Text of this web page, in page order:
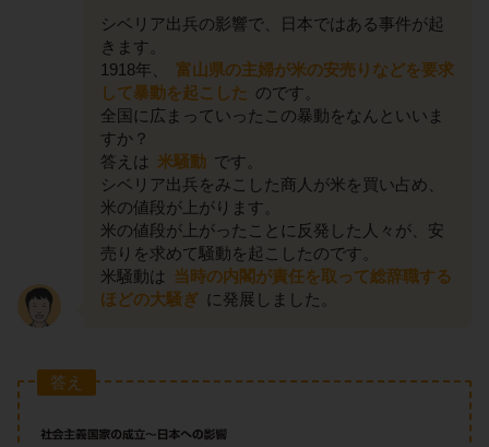
シベリア出兵の影響で、日本ではある事件が起
きます。
1918年、
富山県の主婦が米の安売りなどを要求
して暴動を起こした のです。
全国に広まっていったこの暴動をなんといいま
すか？
答えは 米騒動 です。
シベリア出兵をみこした商人が米を買い占め、
米の値段が上がります。
米の値段が上がったことに反発した人々が、安
売りを求めて騒動を起こしたのです。
米騒動は 当時の内閣が責任を取って総辞職する
ほどの大騒ぎ に発展しました。
答え